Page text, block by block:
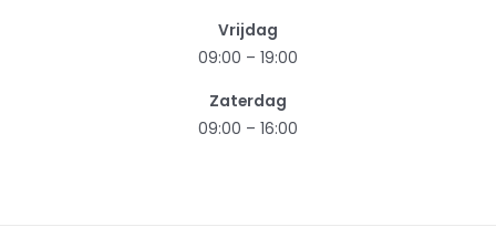
Vrijdag
09:00 – 19:00
Zaterdag
09:00 – 16:00